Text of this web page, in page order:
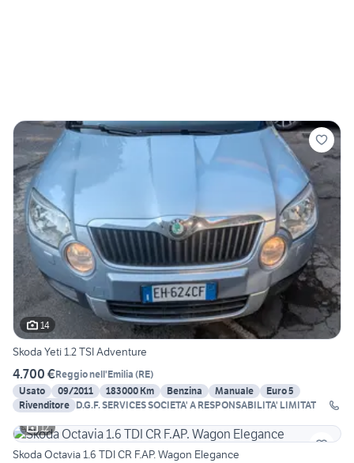
14
Skoda Yeti 1.2 TSI Adventure
4.700 €Reggio nell'Emilia (RE)
Usato
09/2011 183000 Km Benzina Manuale
Euro 5
Rivenditore D.G.F. SERVICES SOCIETA' A RESPONSABILITA' LIMITAT
12
Skoda Octavia 1.6 TDI CR F.AP. Wagon Elegance